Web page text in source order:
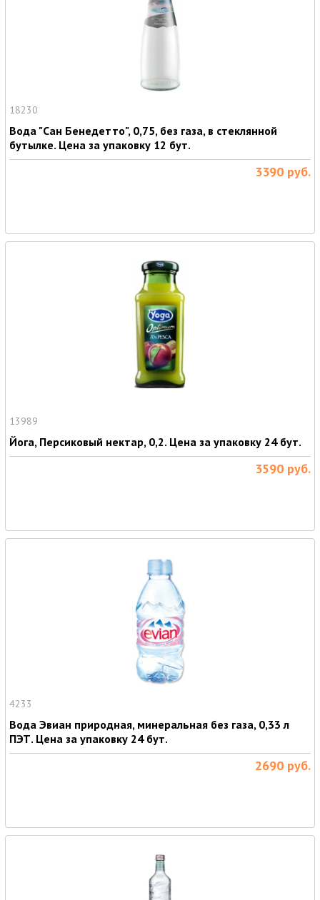
18230
Вода "Сан Бенедетто", 0,75, без газа, в стеклянной
бутылке. Цена за упаковку 12 бут.
3390 руб.
13989
Йога, Персиковый нектар, 0,2. Цена за упаковку 24 бут.
3590 руб.
4233
Вода Эвиан природная, минеральная без газа, 0,33 л
ПЭТ. Цена за упаковку 24 бут.
2690 руб.